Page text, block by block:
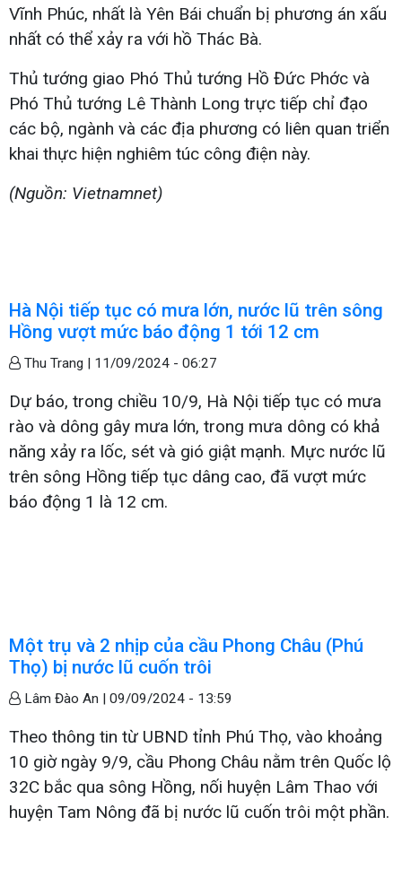
Vĩnh Phúc, nhất là Yên Bái chuẩn bị phương án xấu
nhất có thể xảy ra với hồ Thác Bà.
Thủ tướng giao Phó Thủ tướng Hồ Đức Phớc và
Phó Thủ tướng Lê Thành Long trực tiếp chỉ đạo
các bộ, ngành và các địa phương có liên quan triển
khai thực hiện nghiêm túc công điện này.
(Nguồn: Vietnamnet)
Hà Nội tiếp tục có mưa lớn, nước lũ trên sông
Hồng vượt mức báo động 1 tới 12 cm
Thu Trang | 11/09/2024 - 06:27
Dự báo, trong chiều 10/9, Hà Nội tiếp tục có mưa
rào và dông gây mưa lớn, trong mưa dông có khả
năng xảy ra lốc, sét và gió giật mạnh. Mực nước lũ
trên sông Hồng tiếp tục dâng cao, đã vượt mức
báo động 1 là 12 cm.
Một trụ và 2 nhịp của cầu Phong Châu (Phú
Thọ) bị nước lũ cuốn trôi
Lâm Đào An | 09/09/2024 - 13:59
Theo thông tin từ UBND tỉnh Phú Thọ, vào khoảng
10 giờ ngày 9/9, cầu Phong Châu nằm trên Quốc lộ
32C bắc qua sông Hồng, nối huyện Lâm Thao với
huyện Tam Nông đã bị nước lũ cuốn trôi một phần.